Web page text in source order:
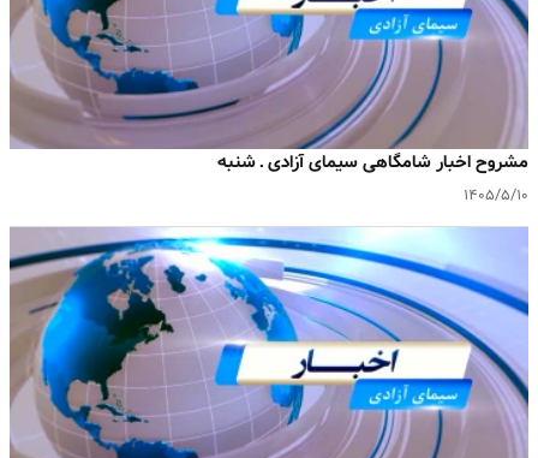
مشروح اخبار شامگاهی سیمای آزادی ـ شنبه
۱۴۰۵/۵/۱۰